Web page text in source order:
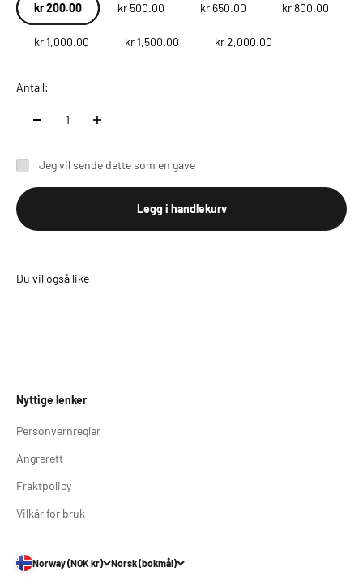
kr 200.00 kr 500.00 kr 650.00 kr 800.00
kr 1,000.00 kr 1,500.00 kr 2,000.00
Antall:
Jeg vil sende dette som en gave
Legg i handlekurv
Nyttige lenker
Personvernregler
Angrerett
Fraktpolicy
Vilkår for bruk
Norway (NOK kr) Norsk (bokmål)